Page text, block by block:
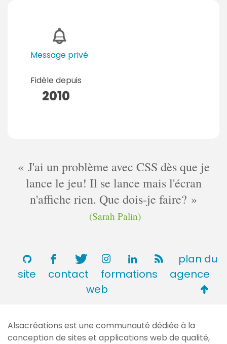
Message privé
Fidèle depuis
2010
J'ai un problème avec CSS dès que je
lance le jeu! Il se lance mais l'écran
n'affiche rien. Que dois-je faire?
(Sarah Palin)
plan du
site
contact formations
agence
web
de
Alsacréations est une communauté dédiée à la
conception de sites et applications web de qualité,